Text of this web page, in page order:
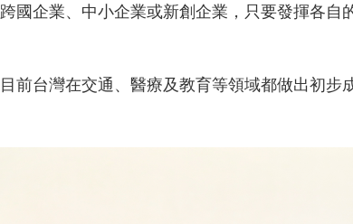
跨國企業、中小企業或新創企業，只要發揮各自
目前台灣在交通、醫療及教育等領域都做出初步